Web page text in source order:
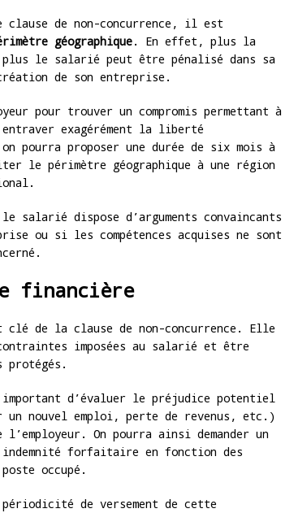
de non-concurrence, il est
géographique. En effet, plus la
le salarié peut être pénalisé dans sa
de son entreprise.
pour trouver un compromis permettant à
exagérément la liberté
pourra proposer une durée de six mois à
le périmètre géographique à une région
dispose d’arguments convaincants
ou si les compétences acquises ne sont
financière
clé de la clause de non-concurrence. Elle
imposées au salarié et être
protégés.
d’évaluer le préjudice potentiel
nouvel emploi, perte de revenus, etc.)
On pourra ainsi demander un
indemnité forfaitaire en fonction des
occupé.
de versement de cette